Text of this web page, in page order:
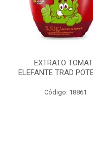
EXTRATO
ELEFANTE TRAD
Código: 18861